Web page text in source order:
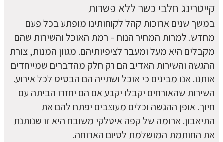
קייטרינג חלבי כשר ללא פשרות
במשך שנים ארוכות קהל לקוחותינו מופתע בכל פעם
מחדש. למרות המחיר הנוח – רמת האוכל והשירות שהם
מקבלים היא מעל ומעבר לציפיותיהם. מגוון המנות, צורת
ההגשה והשירות האדיב הם רק חלק מהדברים שמייחדים
אותנו. אנו מבינים כי אוכל ושתייה הם הבסיס לכל אירוע.
השירות שהאורחים יקבלו יקבע אם הם יחזרו הביתה עם
חיוך. אופן ההגשה וכלים מעוצבים יפתח להם את
התיאבון. ארומה של קפה איטלקי משובח היא זו שנותנת
את החותמת המושלמת לסיום הארוחה.